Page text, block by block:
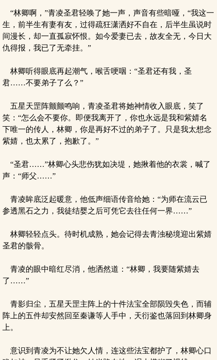
“林卿啊，”青凌圣君轻唤了她一声，声音有些暗哑，“我这一
生，前半生有妻有友，过得疏狂潇洒好不自在，后半生虽说时
间漫长，却一直孤寂怀恨。如今爱妻已去，故友全无，今日大
仇得报，我已了无牵挂。”
林卿听得眼底再起潮气，喉舌哽咽：“圣君还有我，圣
君……不要弟子了么？”
五星天罡阵颤颤鸣响，青凌圣君将她神情收入眼底，笑了
笑：“怎么会不要你。即便我离开了，你也永远是我和紫婧名
下唯一的传人，林卿，你是再好不过的弟子了。只是我太想念
紫婧，也太累了，抱歉了。”
“圣君……”林卿心头悲伤犹如决堤，她揪着他的衣裳，喊了
声：“师父……”
青凌眸底泛起暖意，他低声细语传音给她：“为师在流云已
参透黑石之力，我徒结婴之后可凭它去往任何一界……”
林卿轻轻点头。待时机成熟，她会记得去青浊秘境迎出紫婧
圣君的骸骨。
青凌的眼中暗红尽消，他洒然道：“林卿，我要随紫婧去
了……”
青影归尘，五星天罡主阵上的十件法宝全部陨毁失色，而辅
阵上的五件却安然回至秦谦等人手中，天衍鉴也落回到林卿身
上。
意识到青凌为不让她欠人情，连这些法宝都护了，林卿心口